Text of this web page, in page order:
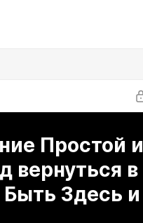
Простой и
вернуться в